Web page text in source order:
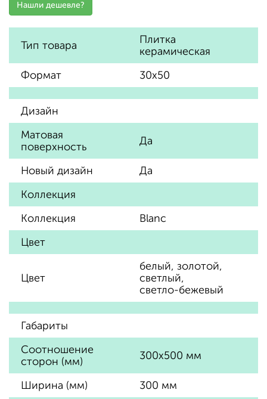
Тип товара
Плитка
керамическая
Формат
30х50
Дизайн
Матовая
поверхность
Да
Новый дизайн
Да
Коллекция
Коллекция
Blanc
Цвет
Цвет
белый, золотой,
светлый,
светло-бежевый
Габариты
Соотношение
сторон (мм)
300x500 мм
Ширина (мм)
300 мм